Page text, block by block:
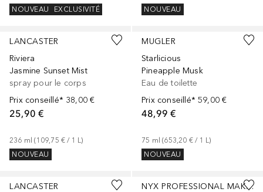
NOUVEAU
EXCLUSIVITÉ
NOUVEAU
LANCASTER
Riviera
Jasmine Sunset Mist
spray pour le corps
Prix conseillé* 38,00 €
25,90 €
236 ml (109,75 € / 1 L)
NOUVEAU
MUGLER
Starlicious
Pineapple Musk
Eau de toilette
Prix conseillé* 59,00 €
48,99 €
75 ml (653,20 € / 1 L)
NOUVEAU
LANCASTER
NYX PROFESSIONAL MAKEUP